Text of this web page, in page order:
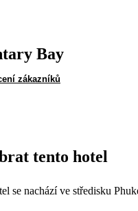
Bay
zákazníků
tento hotel
se nachází ve středisku